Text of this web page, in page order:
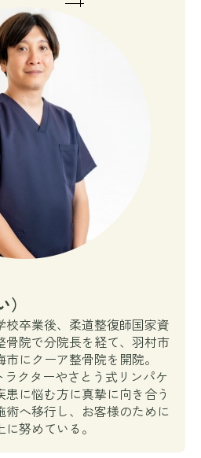
校卒業後、柔道整復師国家資
骨院で分院長を経て、羽村市
にクーア整骨院を開院。
クターやさとう式リンパケ
に悩む方に真摯に向き合う
へ移行し、お客様のために
努めている。